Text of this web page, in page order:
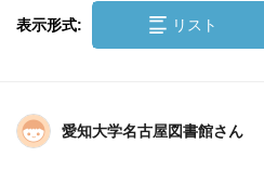
表示形式: リスト
愛知大学名古屋図書館さん